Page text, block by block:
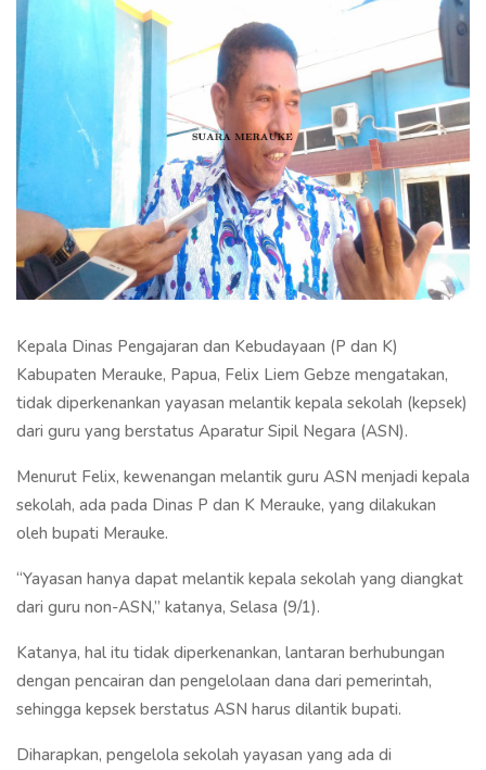
Kepala Dinas Pengajaran dan Kebudayaan (P dan K)
Kabupaten Merauke, Papua, Felix Liem Gebze mengatakan,
tidak diperkenankan yayasan melantik kepala sekolah (kepsek)
dari guru yang berstatus Aparatur Sipil Negara (ASN).
Menurut Felix, kewenangan melantik guru ASN menjadi kepala
sekolah, ada pada Dinas P dan K Merauke, yang dilakukan
oleh bupati Merauke.
“Yayasan hanya dapat melantik kepala sekolah yang diangkat
dari guru non-ASN,” katanya, Selasa (9/1).
Katanya, hal itu tidak diperkenankan, lantaran berhubungan
dengan pencairan dan pengelolaan dana dari pemerintah,
sehingga kepsek berstatus ASN harus dilantik bupati.
Diharapkan, pengelola sekolah yayasan yang ada di